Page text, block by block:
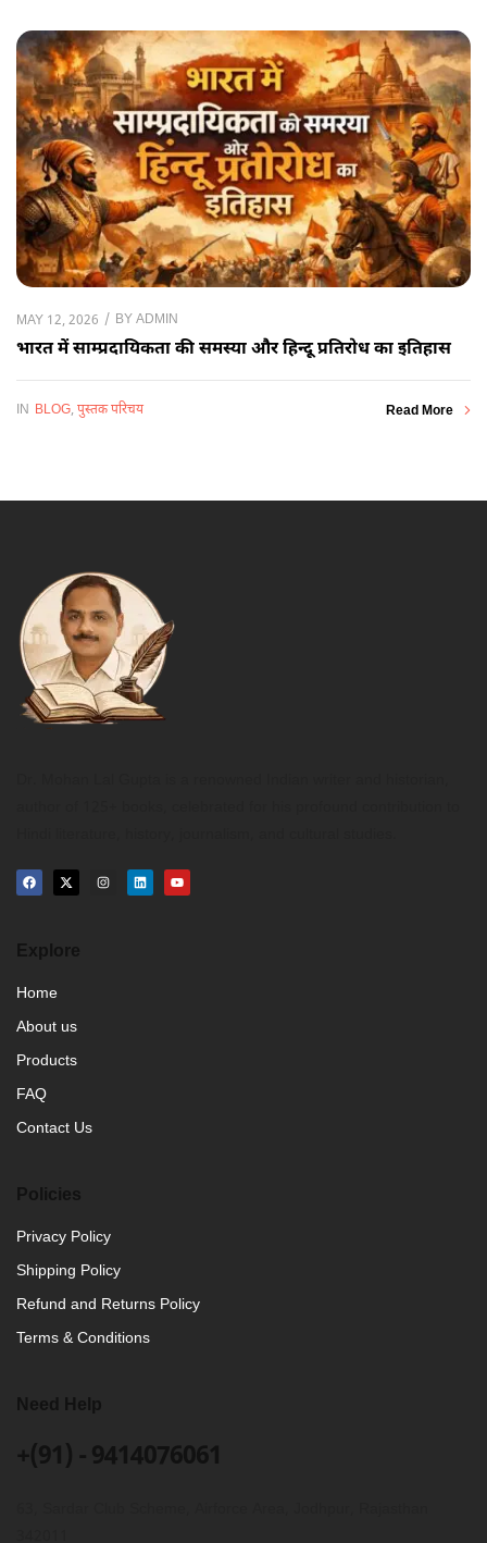
MAY 12, 2026 BYADMIN
भारत में साम्प्रदायिकता की समस्या और हिन्दू प्रतिरोध का इतिहास
IN BLOG,पुस्तक परिचय Read More
Explore
Home
About us
Products
FAQ
Contact Us
Policies
Privacy Policy
Shipping Policy
Refund and Returns Policy
Terms & Conditions
Need Help
+(91) - 9414076061